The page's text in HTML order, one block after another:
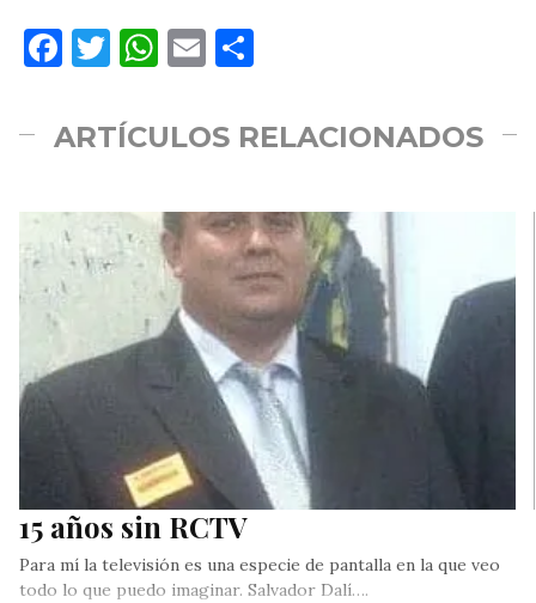
Facebook
Twitter
WhatsApp
Email
ARTÍCULOS RELACIONADOS
15 años sin RCTV
Para mí la televisión es una especie de pantalla en la que veo
todo lo que puedo imaginar. Salvador Dalí….